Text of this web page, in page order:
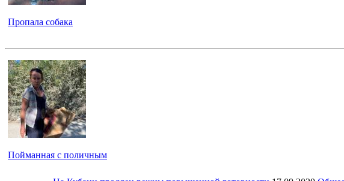
Пропала собака
Пойманная с поличным